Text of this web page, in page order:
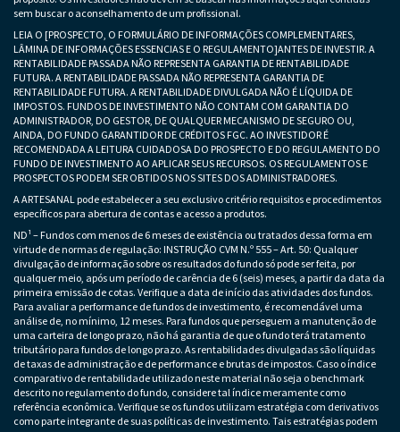
sem buscar o aconselhamento de um profissional.
LEIA O [PROSPECTO, O FORMULÁRIO DE INFORMAÇÕES COMPLEMENTARES,
LÂMINA DE INFORMAÇÕES ESSENCIAS E O REGULAMENTO]ANTES DE INVESTIR. A
RENTABILIDADE PASSADA NÃO REPRESENTA GARANTIA DE RENTABILIDADE
FUTURA. A RENTABILIDADE PASSADA NÃO REPRESENTA GARANTIA DE
RENTABILIDADE FUTURA. A RENTABILIDADE DIVULGADA NÃO É LÍQUIDA DE
IMPOSTOS. FUNDOS DE INVESTIMENTO NÃO CONTAM COM GARANTIA DO
ADMINISTRADOR, DO GESTOR, DE QUALQUER MECANISMO DE SEGURO OU,
AINDA, DO FUNDO GARANTIDOR DE CRÉDITOS FGC. AO INVESTIDOR É
RECOMENDADA A LEITURA CUIDADOSA DO PROSPECTO E DO REGULAMENTO DO
FUNDO DE INVESTIMENTO AO APLICAR SEUS RECURSOS. OS REGULAMENTOS E
PROSPECTOS PODEM SER OBTIDOS NOS SITES DOS ADMINISTRADORES.
A ARTESANAL pode estabelecer a seu exclusivo critério requisitos e procedimentos
específicos para abertura de contas e acesso a produtos.
ND¹ – Fundos com menos de 6 meses de existência ou tratados dessa forma em
virtude de normas de regulação: INSTRUÇÃO CVM N.º 555 – Art. 50: Qualquer
divulgação de informação sobre os resultados do fundo só pode ser feita, por
qualquer meio, após um período de carência de 6 (seis) meses, a partir da data da
primeira emissão de cotas. Verifique a data de início das atividades dos fundos.
Para avaliar a performance de fundos de investimento, é recomendável uma
análise de, no mínimo, 12 meses. Para fundos que perseguem a manutenção de
uma carteira de longo prazo, não há garantia de que o fundo terá tratamento
tributário para fundos de longo prazo. As rentabilidades divulgadas são líquidas
de taxas de administração e de performance e brutas de impostos. Caso o índice
comparativo de rentabilidade utilizado neste material não seja o benchmark
descrito no regulamento do fundo, considere tal índice meramente como
referência econômica. Verifique se os fundos utilizam estratégia com derivativos
como parte integrante de suas políticas de investimento. Tais estratégias podem